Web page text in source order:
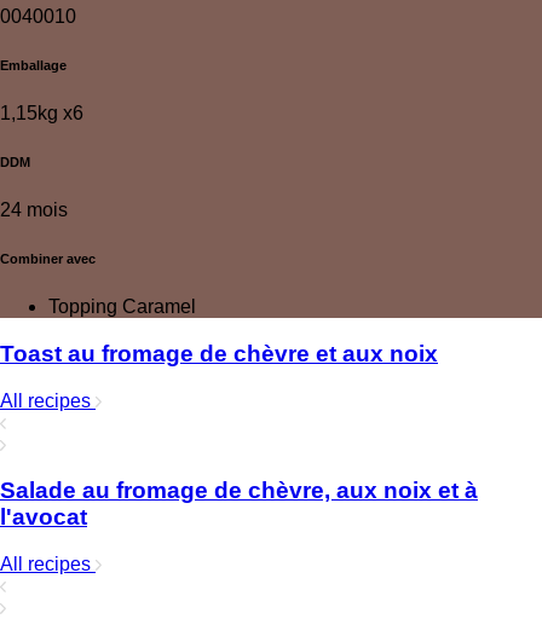
0040010
Emballage
1,15kg x6
DDM
24 mois
Combiner avec
Topping Caramel
Toast au fromage de chèvre et aux noix
All recipes
Salade au fromage de chèvre, aux noix et à
l'avocat
All recipes